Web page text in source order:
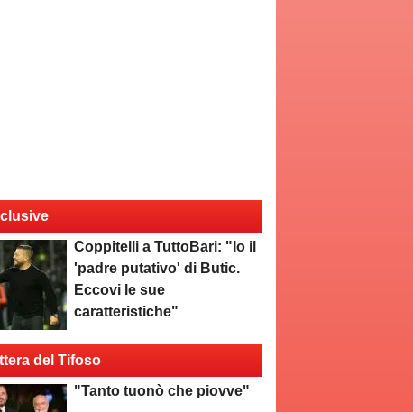
Coppitelli a TuttoBari: "Io il
'padre putativo' di Butic.
Eccovi le sue
caratteristiche"
del Tifoso
"Tanto tuonò che piovve"